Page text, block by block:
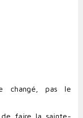
changé, pas le
faire la sainte-